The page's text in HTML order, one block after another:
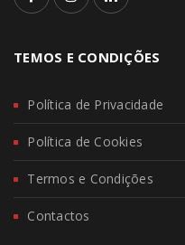
TEMOS E CONDIÇÕES
Política de Privacidade
Política de Cookies
Termos e Condições
Contactos